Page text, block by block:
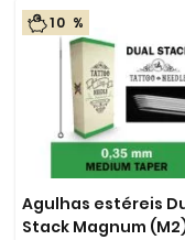
10 %
Agulhas estéreis
Stack Magnum